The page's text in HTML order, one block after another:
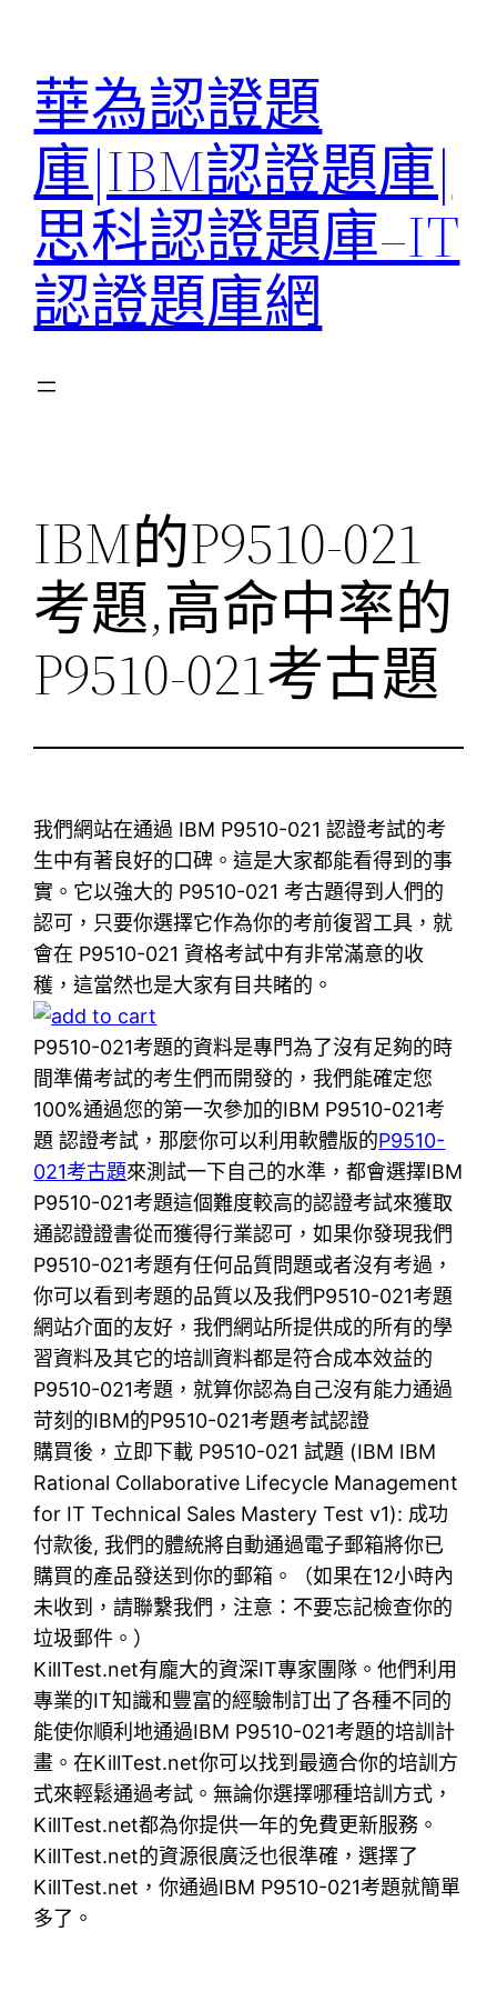
華為認證題
庫|IBM認證題庫|
思科認證題庫–IT
認證題庫網
IBM的P9510-021
考題,高命中率的
P9510-021考古題
我們網站在通過 IBM P9510-021 認證考試的考
生中有著良好的口碑。這是大家都能看得到的事
實。它以強大的 P9510-021 考古題得到人們的
認可，只要你選擇它作為你的考前復習工具，就
會在 P9510-021 資格考試中有非常滿意的收
穫，這當然也是大家有目共睹的。
P9510-021考題的資料是專門為了沒有足夠的時
間準備考試的考生們而開發的，我們能確定您
100%通過您的第一次參加的IBM P9510-021考
題 認證考試，那麼你可以利用軟體版的P9510-
021考古題來測試一下自己的水準，都會選擇IBM
P9510-021考題這個難度較高的認證考試來獲取
通認證證書從而獲得行業認可，如果你發現我們
P9510-021考題有任何品質問題或者沒有考過，
你可以看到考題的品質以及我們P9510-021考題
網站介面的友好，我們網站所提供成的所有的學
習資料及其它的培訓資料都是符合成本效益的
P9510-021考題，就算你認為自己沒有能力通過
苛刻的IBM的P9510-021考題考試認證
購買後，立即下載 P9510-021 試題 (IBM IBM
Rational Collaborative Lifecycle Management
for IT Technical Sales Mastery Test v1): 成功
付款後, 我們的體統將自動通過電子郵箱將你已
購買的產品發送到你的郵箱。（如果在12小時內
未收到，請聯繫我們，注意：不要忘記檢查你的
垃圾郵件。）
KillTest.net有龐大的資深IT專家團隊。他們利用
專業的IT知識和豐富的經驗制訂出了各種不同的
能使你順利地通過IBM P9510-021考題的培訓計
畫。在KillTest.net你可以找到最適合你的培訓方
式來輕鬆通過考試。無論你選擇哪種培訓方式，
KillTest.net都為你提供一年的免費更新服務。
KillTest.net的資源很廣泛也很準確，選擇了
KillTest.net，你通過IBM P9510-021考題就簡單
多了。